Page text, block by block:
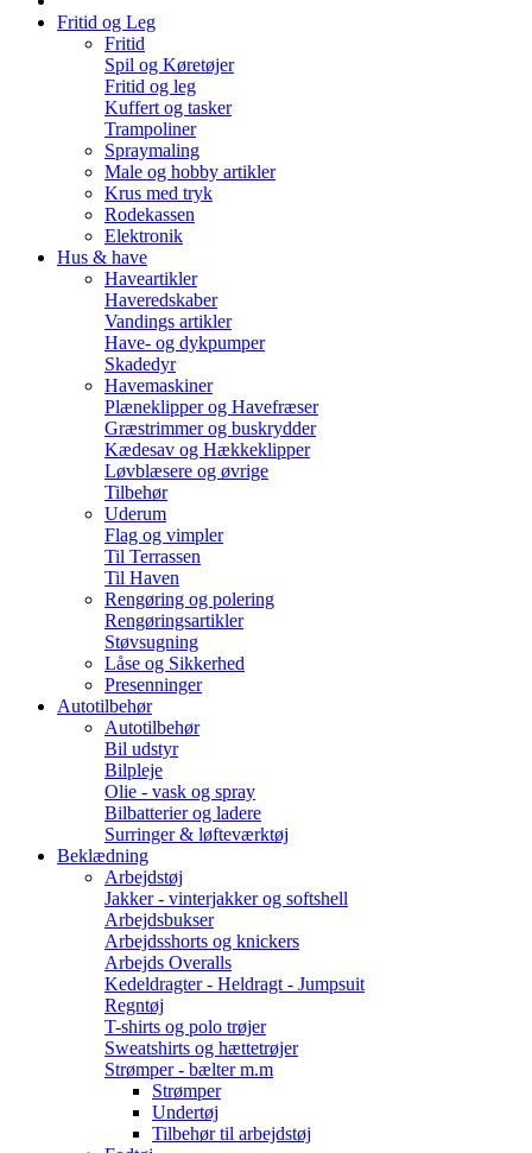
Fritid og Leg
Fritid
Spil og Køretøjer
Fritid og leg
Kuffert og tasker
Trampoliner
Spraymaling
Male og hobby artikler
Krus med tryk
Rodekassen
Elektronik
Hus & have
Haveartikler
Haveredskaber
Vandings artikler
Have- og dykpumper
Skadedyr
Havemaskiner
Plæneklipper og Havefræser
Græstrimmer og buskrydder
Kædesav og Hækkeklipper
Løvblæsere og øvrige
Tilbehør
Uderum
Flag og vimpler
Til Terrassen
Til Haven
Rengøring og polering
Rengøringsartikler
Støvsugning
Låse og Sikkerhed
Presenninger
Autotilbehør
Autotilbehør
Bil udstyr
Bilpleje
Olie - vask og spray
Bilbatterier og ladere
Surringer & løfteværktøj
Beklædning
Arbejdstøj
Jakker - vinterjakker og softshell
Arbejdsbukser
Arbejdsshorts og knickers
Arbejds Overalls
Kedeldragter - Heldragt - Jumpsuit
Regntøj
T-shirts og polo trøjer
Sweatshirts og hættetrøjer
Strømper - bælter m.m
Strømper
Undertøj
Tilbehør til arbejdstøj